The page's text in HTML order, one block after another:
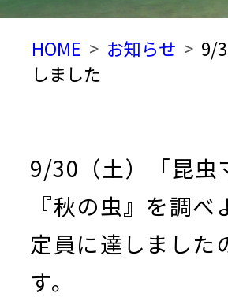
HOME お知らせ
9/
しました
9/30（土）「昆虫
『秋の虫』を調べ
定員に達しました
す。